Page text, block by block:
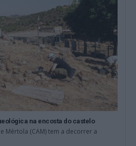
na encosta do castelo
Mértola (CAM) tem a decorrer a